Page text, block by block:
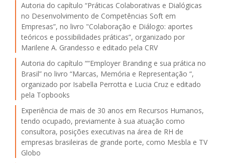
Autoria do capítulo “Práticas Colaborativas e Dialógicas
no Desenvolvimento de Competências Soft em
Empresas”, no livro "Colaboração e Diálogo: aportes
teóricos e possibilidades práticas”, organizado por
Marilene A. Grandesso e editado pela CRV
Autoria do capítulo ““Employer Branding e sua prática no
Brasil” no livro “Marcas, Memória e Representação “,
organizado por Isabella Perrotta e Lucia Cruz e editado
pela Topbooks
Experiência de mais de 30 anos em Recursos Humanos,
tendo ocupado, previamente à sua atuação como
consultora, posições executivas na área de RH de
empresas brasileiras de grande porte, como Mesbla e TV
Globo